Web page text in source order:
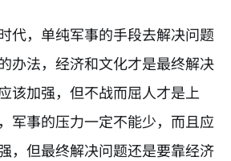
代，单纯军事的手段去解决问题
办法，经济和文化才是最终解决
该加强，但不战而屈人才是上
军事的压力一定不能少，而且应
，但最终解决问题还是要靠经济